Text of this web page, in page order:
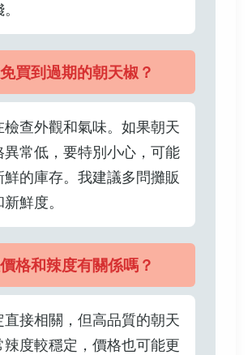
買到過期的朝天椒？
檢查外觀和氣味。如果朝天
異常低，要特別小心，可能
鮮的庫存。我建議多問攤販
鮮度。
格和辣度有關係嗎？
直接相關，但高品質的朝天
辣度較穩定，價格也可能更